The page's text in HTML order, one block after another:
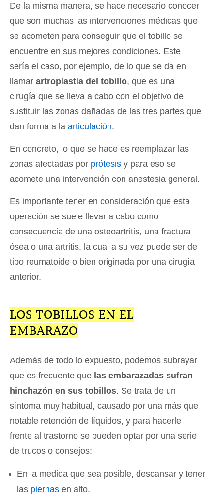
De la misma manera, se hace necesario conocer
que son muchas las intervenciones médicas que
se acometen para conseguir que el tobillo se
encuentre en sus mejores condiciones. Este
sería el caso, por ejemplo, de lo que se da en
llamar artroplastia del tobillo, que es una
cirugía que se lleva a cabo con el objetivo de
sustituir las zonas dañadas de las tres partes que
dan forma a la articulación.
En concreto, lo que se hace es reemplazar las
zonas afectadas por prótesis y para eso se
acomete una intervención con anestesia general.
Es importante tener en consideración que esta
operación se suele llevar a cabo como
consecuencia de una osteoartritis, una fractura
ósea o una artritis, la cual a su vez puede ser de
tipo reumatoide o bien originada por una cirugía
anterior.
LOS TOBILLOS EN EL
EMBARAZO
Además de todo lo expuesto, podemos subrayar
que es frecuente que las embarazadas sufran
hinchazón en sus tobillos. Se trata de un
síntoma muy habitual, causado por una más que
notable retención de líquidos, y para hacerle
frente al trastorno se pueden optar por una serie
de trucos o consejos:
En la medida que sea posible, descansar y tener
las piernas en alto.